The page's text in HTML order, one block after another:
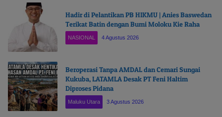
Hadir di Pelantikan PB HIKMU | Anies Baswedan
Terikat Batin dengan Bumi Moloku Kie Raha
NASIONAL 4 Agustus 2026
Beroperasi Tanpa AMDAL dan Cemari Sungai
Kukuba, LATAMLA Desak PT Feni Haltim
Diproses Pidana
Maluku Utara 3 Agustus 2026